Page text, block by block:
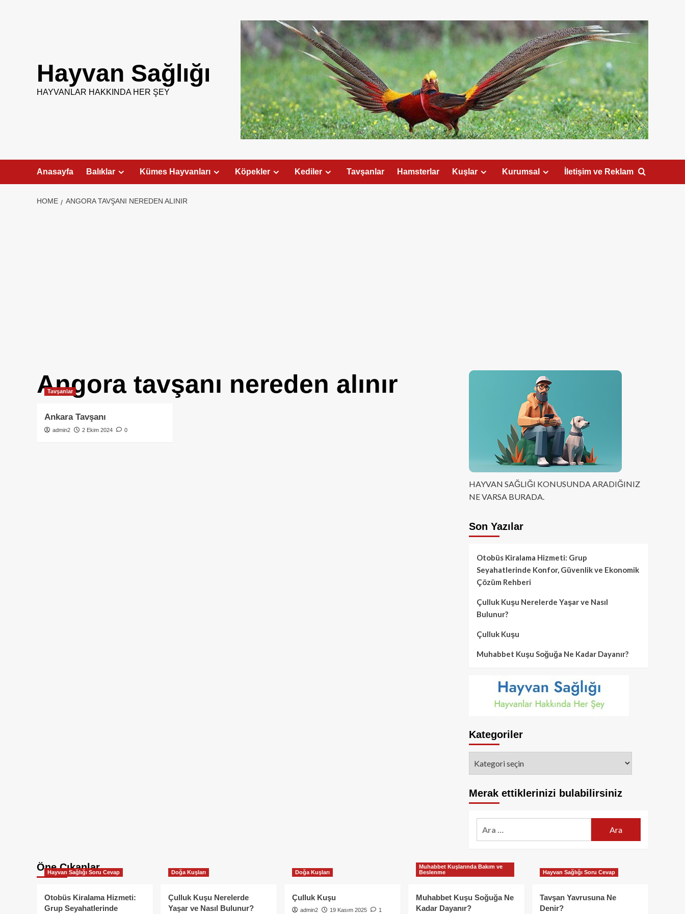
Hayvan Sağlığı
HAYVANLAR HAKKINDA HER ŞEY
Anasayfa Balıklar Kümes Hayvanları Köpekler Kediler Tavşanlar Hamsterlar Kuşlar Kurumsal İletişim ve Reklam
HOME ANGORA TAVŞANI NEREDEN ALINIR
Angora tavşanı nereden alınır
Tavşanlar
Ankara Tavşanı
admin2 2 Ekim 2024 0
HAYVAN SAĞLIĞI KONUSUNDA ARADIĞINIZ
NE VARSA BURADA.
Son Yazılar
Otobüs Kiralama Hizmeti: Grup
Seyahatlerinde Konfor, Güvenlik ve Ekonomik
Çözüm Rehberi
Çulluk Kuşu Nerelerde Yaşar ve Nasıl
Bulunur?
Çulluk Kuşu
Muhabbet Kuşu Soğuğa Ne Kadar Dayanır?
Kategoriler
Merak ettiklerinizi bulabilirsiniz
Öne Çıkanlar
Hayvan Sağlığı Soru Cevap
Otobüs Kiralama Hizmeti:
Grup Seyahatlerinde
Doğa Kuşları
Çulluk Kuşu Nerelerde
Yaşar ve Nasıl Bulunur?
Doğa Kuşları
Çulluk Kuşu
admin2 19 Kasım 2025 1
Muhabbet Kuşlarında Bakım ve
Beslenme
Muhabbet Kuşu Soğuğa Ne
Kadar Dayanır?
Hayvan Sağlığı Soru Cevap
Tavşan Yavrusuna Ne
Denir?